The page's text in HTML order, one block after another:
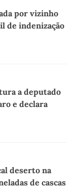
por vizinho
de indenização
a deputado
e declara
deserto na
de cascas